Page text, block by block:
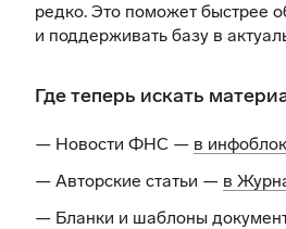
редко. Это поможет быстрее
и поддерживать базу в
Где теперь искать
— Новости ФНС — в
— Авторские статьи — в
— Бланки и шаблоны